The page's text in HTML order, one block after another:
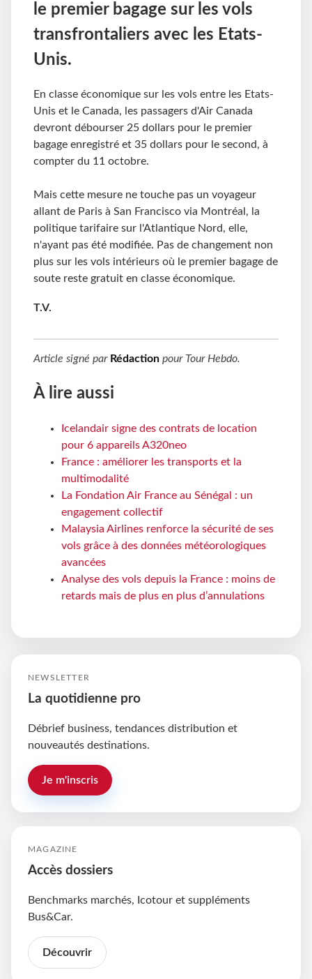
le premier bagage sur les vols
transfrontaliers avec les Etats-
Unis.
En classe économique sur les vols entre les Etats-
Unis et le Canada, les passagers d'Air Canada
devront débourser 25 dollars pour le premier
bagage enregistré et 35 dollars pour le second, à
compter du 11 octobre.
Mais cette mesure ne touche pas un voyageur
allant de Paris à San Francisco via Montréal, la
politique tarifaire sur l'Atlantique Nord, elle,
n'ayant pas été modifiée. Pas de changement non
plus sur les vols intérieurs où le premier bagage de
soute reste gratuit en classe économique.
T.V.
Article signé par Rédaction pour Tour Hebdo.
À lire aussi
Icelandair signe des contrats de location
pour 6 appareils A320neo
France : améliorer les transports et la
multimodalité
La Fondation Air France au Sénégal : un
engagement collectif
Malaysia Airlines renforce la sécurité de ses
vols grâce à des données météorologiques
avancées
Analyse des vols depuis la France : moins de
retards mais de plus en plus d’annulations
NEWSLETTER
La quotidienne pro
Débrief business, tendances distribution et
nouveautés destinations.
Je m'inscris
MAGAZINE
Accès dossiers
Benchmarks marchés, Icotour et suppléments
Bus&Car.
Découvrir